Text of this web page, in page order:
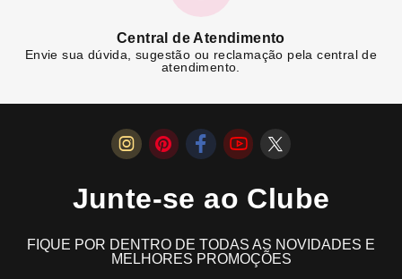
Central de Atendimento
Envie sua dúvida, sugestão ou reclamação pela central de
atendimento.
Junte-se ao Clube
FIQUE POR DENTRO DE TODAS AS NOVIDADES E
MELHORES PROMOÇÕES